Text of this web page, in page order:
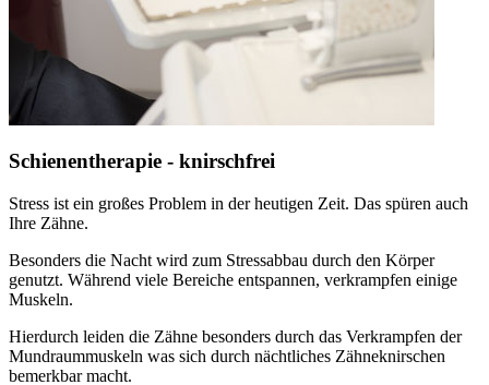
Schienentherapie - knirschfrei
Stress ist ein großes Problem in der heutigen Zeit. Das spüren auch
Ihre Zähne.
Besonders die Nacht wird zum Stressabbau durch den Körper
genutzt. Während viele Bereiche entspannen, verkrampfen einige
Muskeln.
Hierdurch leiden die Zähne besonders durch das Verkrampfen der
Mundraummuskeln was sich durch nächtliches Zähneknirschen
bemerkbar macht.